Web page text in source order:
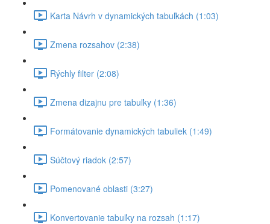
Karta Návrh v dynamických tabuľkách (1:03)
Zmena rozsahov (2:38)
Rýchly filter (2:08)
Zmena dizajnu pre tabuľky (1:36)
Formátovanie dynamických tabuliek (1:49)
Súčtový riadok (2:57)
Pomenované oblasti (3:27)
Konvertovanie tabuľky na rozsah (1:17)